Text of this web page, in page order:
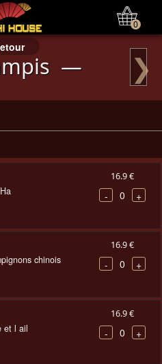
Compte
0
— ❯
16.9 €
- 0 +
chinois
16.9 €
- 0 +
et l ail
16.9 €
- 0 +